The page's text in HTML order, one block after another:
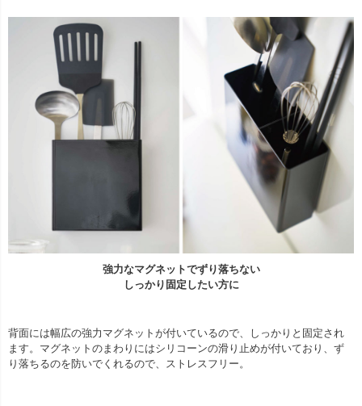
強力なマグネットでずり落ちない
しっかり固定したい方に
背面には幅広の強力マグネットが付いているので、しっかりと固定され
ます。マグネットのまわりにはシリコーンの滑り止めが付いており、ず
り落ちるのを防いでくれるので、ストレスフリー。